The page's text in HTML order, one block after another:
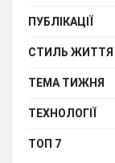
ПУБЛІКАЦІЇ
СТИЛЬ ЖИТТЯ
ТЕМА ТИЖНЯ
ТЕХНОЛОГІЇ
ТОП 7